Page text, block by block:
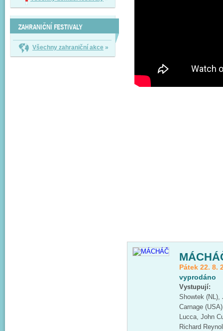
ZAHRANIČNÍ FESTIVALY
Všechny zahraniční akce »
Pátek 22. 8.
vyprodáno
Vystupují:
Showtek (NL),
Carnage
Lucca, John
Richard